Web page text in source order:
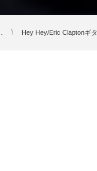
Hey Hey/Eric Claptonギ